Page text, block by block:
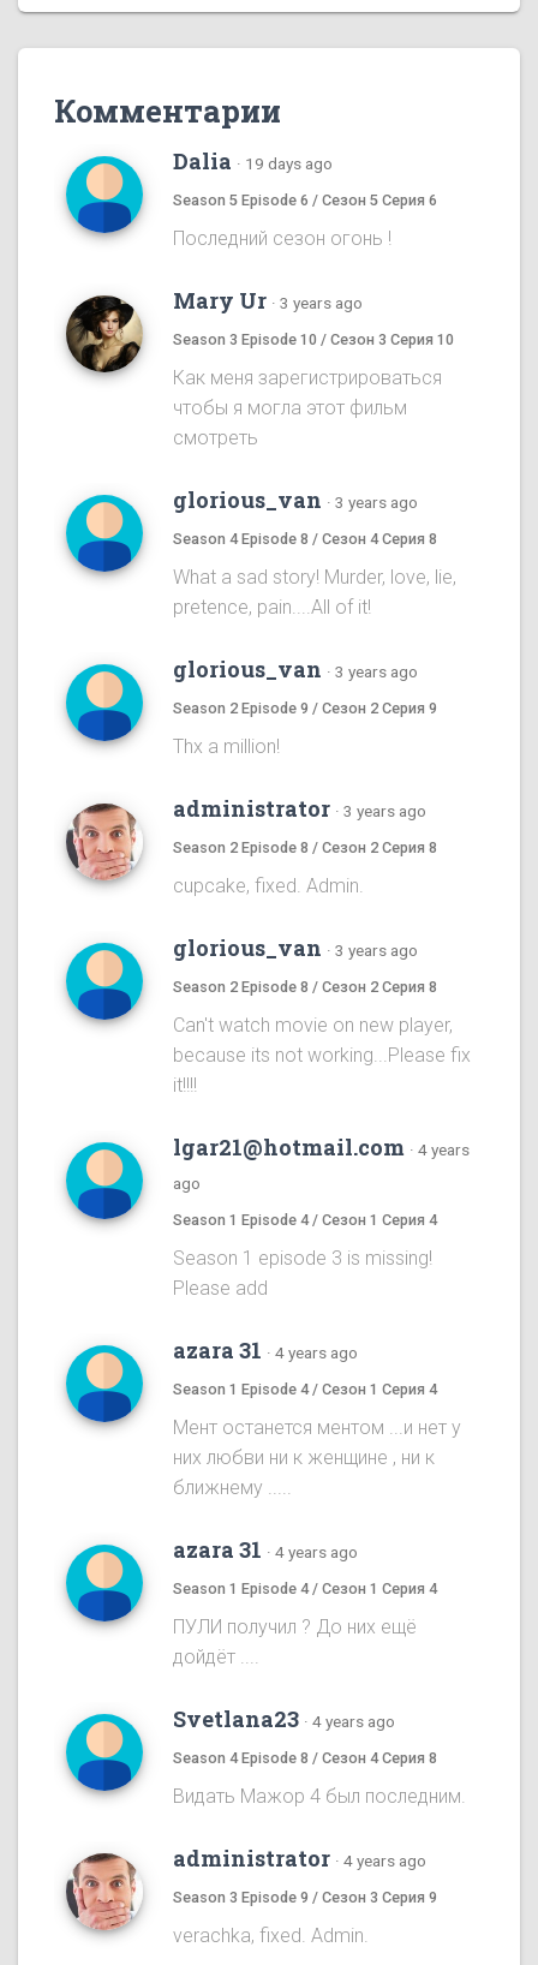
Комментарии
Dalia · 19 days ago
Season 5 Episode 6 / Сезон 5 Серия 6
Последний сезон огонь !
Mary Ur · 3 years ago
Season 3 Episode 10 / Сезон 3 Серия 10
Как меня зарегистрироваться
чтобы я могла этот фильм
смотреть
glorious_van · 3 years ago
Season 4 Episode 8 / Сезон 4 Серия 8
What a sad story! Murder, love, lie,
pretence, pain....All of it!
glorious_van · 3 years ago
Season 2 Episode 9 / Сезон 2 Серия 9
Thx a million!
administrator · 3 years ago
Season 2 Episode 8 / Сезон 2 Серия 8
cupcake, fixed. Admin.
glorious_van · 3 years ago
Season 2 Episode 8 / Сезон 2 Серия 8
Can't watch movie on new player,
because its not working...Please fix
it!!!!
lgar21@hotmail.com · 4 years
ago
Season 1 Episode 4 / Сезон 1 Серия 4
Season 1 episode 3 is missing!
Please add
azara 31 · 4 years ago
Season 1 Episode 4 / Сезон 1 Серия 4
Мент останется ментом ...и нет у
них любви ни к женщине , ни к
ближнему .....
azara 31 · 4 years ago
Season 1 Episode 4 / Сезон 1 Серия 4
ПУЛИ получил ? До них ещё
дойдёт ....
Svetlana23 · 4 years ago
Season 4 Episode 8 / Сезон 4 Серия 8
Видать Мажор 4 был последним.
administrator · 4 years ago
Season 3 Episode 9 / Сезон 3 Серия 9
verachka, fixed. Admin.